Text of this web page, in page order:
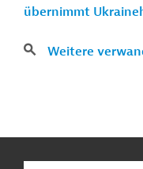
übernimmt
Weitere